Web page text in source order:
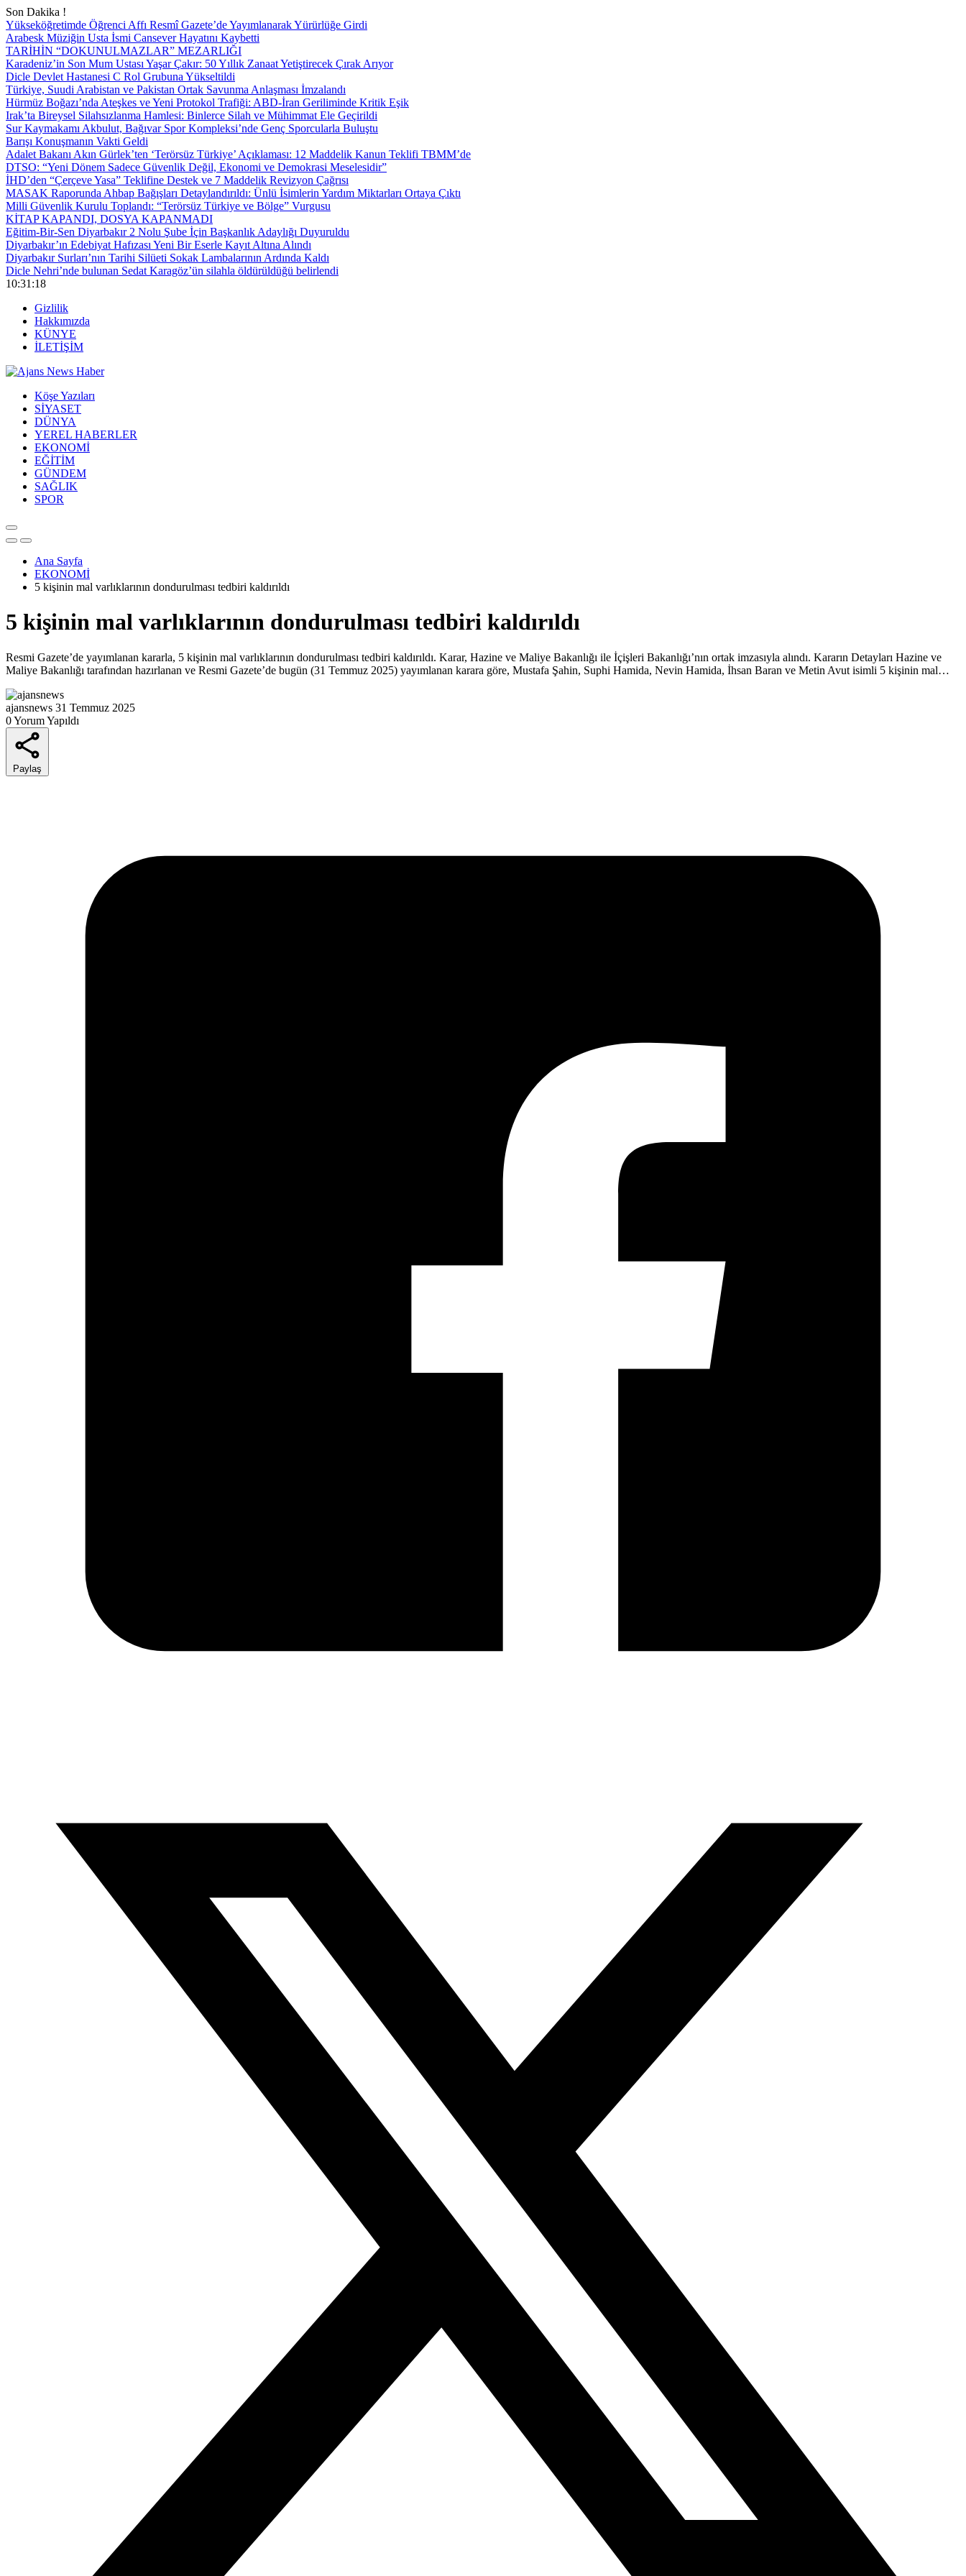
Son Dakika !
Yükseköğretimde Öğrenci Affı Resmî Gazete’de Yayımlanarak Yürürlüğe Girdi
Arabesk Müziğin Usta İsmi Cansever Hayatını Kaybetti
TARİHİN “DOKUNULMAZLAR” MEZARLIĞI
Karadeniz’in Son Mum Ustası Yaşar Çakır: 50 Yıllık Zanaat Yetiştirecek Çırak Arıyor
Dicle Devlet Hastanesi C Rol Grubuna Yükseltildi
Türkiye, Suudi Arabistan ve Pakistan Ortak Savunma Anlaşması İmzalandı
Hürmüz Boğazı’nda Ateşkes ve Yeni Protokol Trafiği: ABD-İran Geriliminde Kritik Eşik
Irak’ta Bireysel Silahsızlanma Hamlesi: Binlerce Silah ve Mühimmat Ele Geçirildi
Sur Kaymakamı Akbulut, Bağıvar Spor Kompleksi’nde Genç Sporcularla Buluştu
Barışı Konuşmanın Vakti Geldi
Adalet Bakanı Akın Gürlek’ten ‘Terörsüz Türkiye’ Açıklaması: 12 Maddelik Kanun Teklifi TBMM’de
DTSO: “Yeni Dönem Sadece Güvenlik Değil, Ekonomi ve Demokrasi Meselesidir”
İHD’den “Çerçeve Yasa” Teklifine Destek ve 7 Maddelik Revizyon Çağrısı
MASAK Raporunda Ahbap Bağışları Detaylandırıldı: Ünlü İsimlerin Yardım Miktarları Ortaya Çıktı
Milli Güvenlik Kurulu Toplandı: “Terörsüz Türkiye ve Bölge” Vurgusu
KİTAP KAPANDI, DOSYA KAPANMADI
Eğitim-Bir-Sen Diyarbakır 2 Nolu Şube İçin Başkanlık Adaylığı Duyuruldu
Diyarbakır’ın Edebiyat Hafızası Yeni Bir Eserle Kayıt Altına Alındı
Diyarbakır Surları’nın Tarihi Silüeti Sokak Lambalarının Ardında Kaldı
Dicle Nehri’nde bulunan Sedat Karagöz’ün silahla öldürüldüğü belirlendi
10:31:19
Gizlilik
Hakkımızda
KÜNYE
İLETİŞİM
Köşe Yazıları
SİYASET
DÜNYA
YEREL HABERLER
EKONOMİ
EĞİTİM
GÜNDEM
SAĞLIK
SPOR
Ana Sayfa
EKONOMİ
5 kişinin mal varlıklarının dondurulması tedbiri kaldırıldı
5 kişinin mal varlıklarının dondurulması tedbiri kaldırıldı
Resmi Gazete’de yayımlanan kararla, 5 kişinin mal varlıklarının dondurulması tedbiri kaldırıldı. Karar, Hazine ve Maliye Bakanlığı ile İçişleri Bakanlığı’nın ortak imzasıyla alındı. Kararın Detayları Hazine ve
Maliye Bakanlığı tarafından hazırlanan ve Resmi Gazete’de bugün (31 Temmuz 2025) yayımlanan karara göre, Mustafa Şahin, Suphi Hamida, Nevin Hamida, İhsan Baran ve Metin Avut isimli 5 kişinin mal…
ajansnews 31 Temmuz 2025
0 Yorum Yapıldı
Paylaş